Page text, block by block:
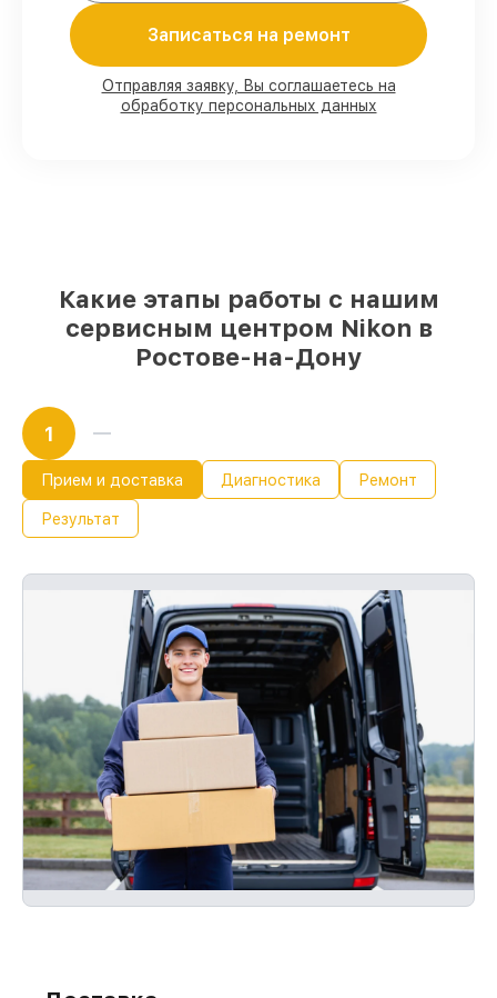
Мы гарантируем:
80%работ под контролем клиента
мастер приступает к работе сразу
Записаться на ремонт
Отправляя заявку, Вы соглашаетесь на
обработку персональных данных
Какие этапы работы с нашим
сервисным центром Nikon в
Ростове-на-Дону
1
Прием и доставка Диагностика Ремонт
Результат